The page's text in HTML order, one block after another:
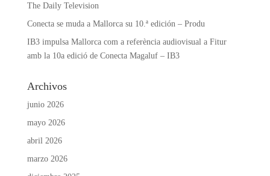
The Daily Television
Conecta se muda a Mallorca su 10.ª edición – Produ
IB3 impulsa Mallorca com a referència audiovisual a Fitur
amb la 10a edició de Conecta Magaluf – IB3
Archivos
junio 2026
mayo 2026
abril 2026
marzo 2026